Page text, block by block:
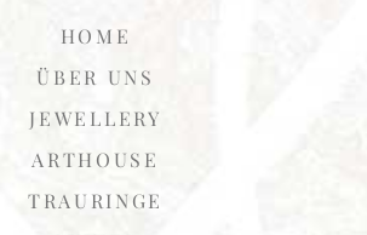
HOME
ÜBER UNS
JEWELLERY
ARTHOUSE
TRAURINGE